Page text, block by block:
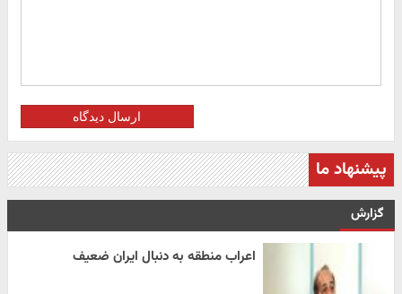
ارسال دیدگاه
پیشنهاد ما
گزارش
اعراب منطقه به دنبال ایران ضعیف